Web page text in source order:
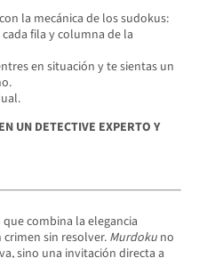
la mecánica de los sudokus:
fila y columna de la
en situación y te sientas un
UN DETECTIVE EXPERTO Y
combina la elegancia
sin resolver. Murdoku no
sino una invitación directa a